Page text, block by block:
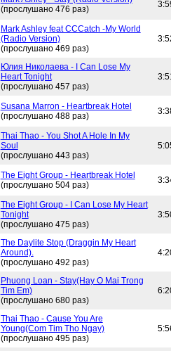
(прослушано 476 раз)
Mark Ashley feat CCCatch -My World
(Radio Version)
(прослушано 469 раз)
Юлия Николаева - I Can Lose My
Heart Tonight
(прослушано 457 раз)
Susana Marron - Heartbreak Hotel
(прослушано 488 раз)
Thai Thao - You Shot A Hole In My
Soul
(прослушано 443 раз)
The Eight Group - Heartbreak Hotel
(прослушано 504 раз)
The Eight Group - I Can Lose My Heart
Tonight
(прослушано 475 раз)
The Daylite Stop (Draggin My Heart
Around).
(прослушано 492 раз)
Phuong Loan - Stay(Hay O Mai Trong
Tim Em)
(прослушано 680 раз)
Thai Thao - Cause You Are
Young(Com Tim Tho Ngay)
(прослушано 495 раз)